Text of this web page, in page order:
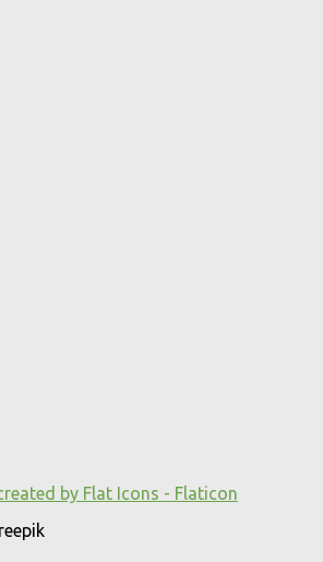
by Flat Icons - Flaticon